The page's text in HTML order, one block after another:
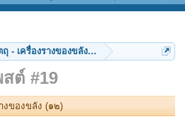
- เครื่องรางของขลัง (๑๒)
ต์ #19
งของขลัง (๑๒)